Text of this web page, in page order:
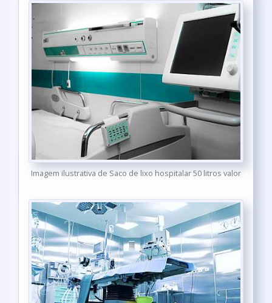
Imagem ilustrativa de Saco de lixo hospitalar 50 litros valor